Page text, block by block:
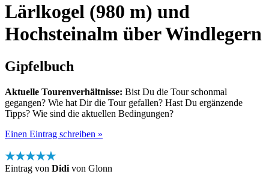
Lärlkogel (980 m) und
Hochsteinalm über Windlegern
Gipfelbuch
Aktuelle Tourenverhältnisse: Bist Du die Tour schonmal
gegangen? Wie hat Dir die Tour gefallen? Hast Du ergänzende
Tipps? Wie sind die aktuellen Bedingungen?
Einen Eintrag schreiben »
★★★★★
Eintrag von Didi von Glonn